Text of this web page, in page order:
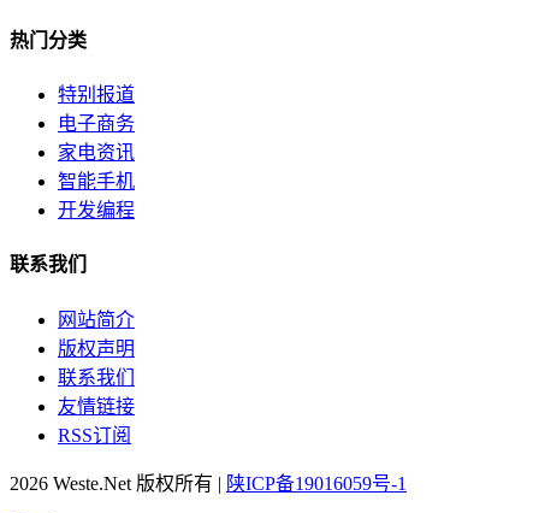
热门分类
特别报道
电子商务
家电资讯
智能手机
开发编程
联系我们
网站简介
版权声明
联系我们
友情链接
RSS订阅
2026 Weste.Net 版权所有 | 陕ICP备19016059号-1